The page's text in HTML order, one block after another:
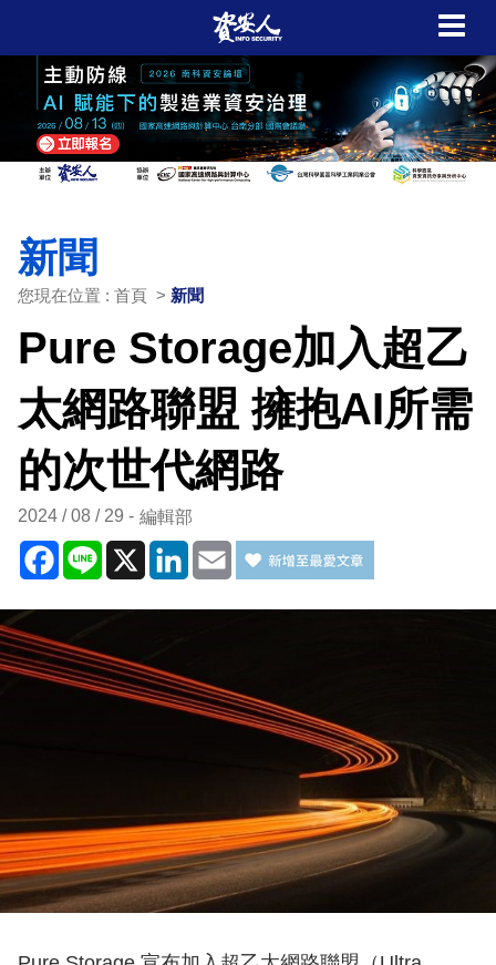
新聞
您現在位置 : 首頁 > 新聞
Pure Storage加入超乙
太網路聯盟 擁抱AI所需
的次世代網路
2024 / 08 / 29 編輯部
Facebook
Line X LinkedIn
Email